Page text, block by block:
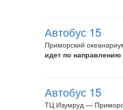
Автобус 15
Приморский
идет по направлению
Автобус 15
ТЦ Изумруд —